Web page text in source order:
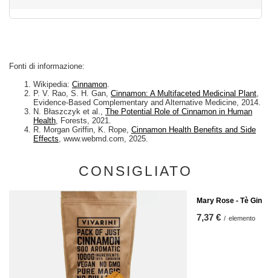
Fonti di informazione:
Wikipedia: Cinnamon
P. V. Rao, S. H. Gan, Cinnamon: A Multifaceted Medicinal Plant
Evidence-Based Complementary and Alternative Medicine, 2014.
N. Błaszczyk et al., The Potential Role of Cinnamon in Human
Health , Forests, 2021.
R. Morgan Griffin, K. Rope, Cinnamon Health Benefits and Side
Effects , www.webmd.com, 2025.
CONSIGLIATO
Mary Rose - Tè
7,37 € / elemento